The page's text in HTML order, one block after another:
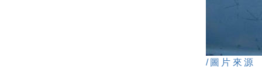
/圖片來源